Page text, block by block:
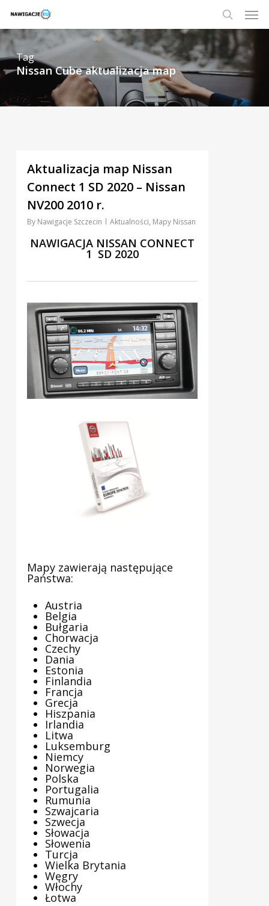
main
content
search
Tag
Nissan Cube aktualizacja map
Aktualizacja map Nissan
Connect 1 SD 2020 – Nissan
NV200 2010 r.
By Nawigacje Szczecin Aktualności, Mapy Nissan
NAWIGACJA NISSAN CONNECT
1 SD 2020
Mapy zawierają następujące
Państwa:
Austria
Belgia
Bułgaria
Chorwacja
Czechy
Dania
Estonia
Finlandia
Francja
Grecja
Hiszpania
Irlandia
Litwa
Luksemburg
Niemcy
Norwegia
Polska
Portugalia
Rumunia
Szwajcaria
Szwecja
Słowacja
Słowenia
Turcja
Wielka Brytania
Węgry
Włochy
Łotwa